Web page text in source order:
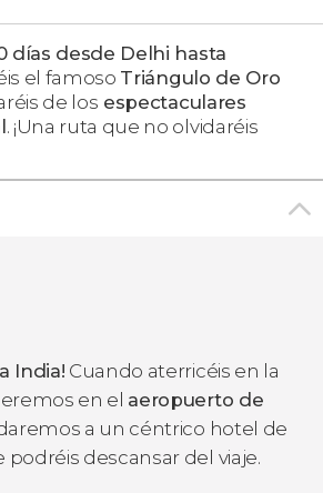
días desde Delhi hasta
el famoso Triángulo de Oro
de los espectaculares
. ¡Una ruta que no olvidaréis
India! Cuando aterricéis en la
en el aeropuerto de
a un céntrico hotel de
podréis descansar del viaje.